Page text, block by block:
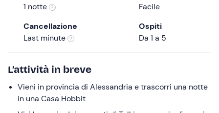
keyboard
shortcuts
for
changing
dates.
1 notte
Facile
Cancellazione
Last minute
Ospiti
Da 1 a 5
L’attività in breve
Vieni in provincia di Alessandria e trascorri una notte
in una Casa Hobbit